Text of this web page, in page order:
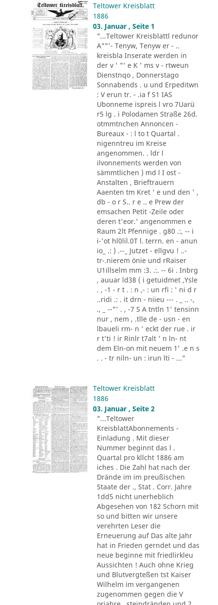
Teltower Kreisblatt
1886
03. Januar , Seite 1
"...Teltower Kreisblattl redunor
A""'- Tenyw, Tenyw er - ..
kreisbla Inserate werden in
der v ' "' e K ' ms v - rtweun
Dienstnqo , Donnerstago
Sonnabends . u und Erpeditwn
: V erun tr. - .ia f S1 IAS
Ubonneme ispreis l vro 7Uarü
r5 lg . i Polodamen Straße 26d.
otmmtnchen Annoncen -
Bureaux - : l to t Quartal .
nigenntreu im Kreise
angenommen. . ldr l
ilvonnements werden von
sämmtlichen ) md l I ost -
Anstalten , Brieftrauern
Aaenten tm Kret ' e und den ' ,
db - o r S.. r e .. e Prew der
emsachen Petit -Zeile oder
deren t'eor.' angenommen e
Raum 2lt Pfennige . g80 .:, -- i
i-'ot hl0lil.0T l. terrn. en - anun
io_ .: ) .--_ Jutzet - ellgvu ! ..-
tr-.nierem önie und rRaiser
U1illselm mm :3. .:. -- 6i . Inbrg
, auuar ld38 ( i getuidmet ,Ysle
. , -1 - r t . : n ,- : un rfi : ' ni d r
..ridi .: . it drn - niieu --- . _ .. -,
., _ --"' . , -7 S A tntln 1' tensinn
nur , nem , .tlle de - usn - en
lbaueli rm- n ' eckt der rue . ir
r t'ti ! ir Rinlr t7alt ' n ln- nt
dem Eln-on mit neuem 1' .e n s
. . - tr niln- un : irun lti - ..."
Teltower Kreisblatt
1886
03. Januar , Seite 2
"...Teltower
KreisblattAbonnements -
Einladung . Mit dieser
Nummer beginnt das l .
Quartal pro kllcht 1886 am
iches . Die Zahl hat nach der
Drände im im preußischen
Staate der ., Stat . Corr. Jahre
1dd5 nicht unerheblich
Abgesehen von 182 Schorn mit
so und bitten wir unsere
verehrten Leser die
Erneuerung auf Das alte Jahr
hat in Frieden gerndet und das
neue beginne mit friedlirkleu
Aussichten ! Auch ohne Krieg
und Blutvergteßen tst Kaiser
Wilhelm im vergangenen
zugenommen gegen die V